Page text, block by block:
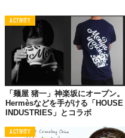
なんとも…
の正体
さて、そこから。
フライパンを中火にかけてオ
クと唐辛子を投入。「ジュッ
ニンニク。キツネ色になった
ACTIVITY
「麺屋 猪一」神楽坂にオープン。
Hermèsなどを手がける「HOUSE
INDUSTRIES」とコラボ
ACTIVITY